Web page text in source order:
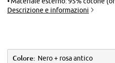
Descrizione e informazioni
Colore: Nero + rosa antico